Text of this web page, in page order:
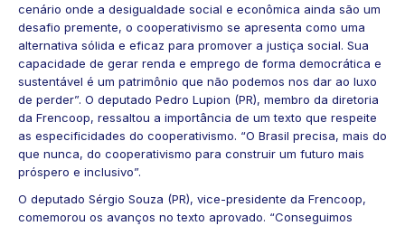
cenário onde a desigualdade social e econômica ainda são um
desafio premente, o cooperativismo se apresenta como uma
alternativa sólida e eficaz para promover a justiça social. Sua
capacidade de gerar renda e emprego de forma democrática e
sustentável é um patrimônio que não podemos nos dar ao luxo
de perder”. O deputado Pedro Lupion (PR), membro da diretoria
da Frencoop, ressaltou a importância de um texto que respeite
as especificidades do cooperativismo. “O Brasil precisa, mais do
que nunca, do cooperativismo para construir um futuro mais
próspero e inclusivo”.
O deputado Sérgio Souza (PR), vice-presidente da Frencoop,
comemorou os avanços no texto aprovado. “Conseguimos